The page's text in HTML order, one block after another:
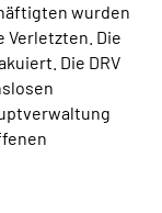
wurden
Verletzten. Die
Die DRV